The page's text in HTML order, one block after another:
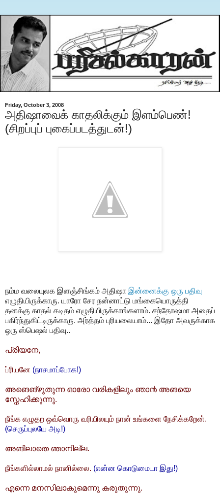
Friday, October 3, 2008
அதிஷாவைக் காதலிக்கும் இளம்பெண்!
(சிறப்புப் புகைப்படத்துடன்!)
நம்ம வலையுலக இளஞ்சிங்கம் அதிஷா இன்னைக்கு ஒரு பதிவு
எழுதியிருக்காரு. யாரோ சேர நன்னாட்டு மங்கையொருத்தி
தனக்கு காதல் கடிதம் எழுதியிருக்காங்களாம். சந்தோஷமா அதைப்
பகிர்ந்துகிட்டிருக்காரு. அர்த்தம் புரியலையாம்... இதோ அவருக்காக
ஒரு ஸ்பெஷல் பதிவு..
പ്രിയനേ,
ப்ரியனே (நாசமாப்போக!)
അങെങ്‌ഴുതുന്ന ഓരോ വരികളിലും ഞാ൯ അങയെ
സ്നേഹിക്കുന്നു.
நீங்க எழுதற ஒவ்வொரு வரியிலயும் நான் உங்களை நேசிக்கறேன்.
(செருப்புலயே அடி!)
അങിലാതെ ഞാനില്ല.
நீங்களில்லாமல் நானில்லை. (என்ன கொடுமைடா இது!)
എന്നെ മനസിലാകുമെന്നു കരുതുന്നു.